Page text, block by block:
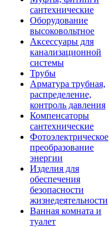
сантехнические
Оборудование
высоковольтное
Аксессуары для
канализационной
системы
Трубы
Арматура трубная,
распределение,
контроль давления
Компенсаторы
сантехнические
Фотоэлектрическое
преобразование
энергии
Изделия для
обеспечения
безопасности
жизнедеятельности
Ванная комната и
туалет